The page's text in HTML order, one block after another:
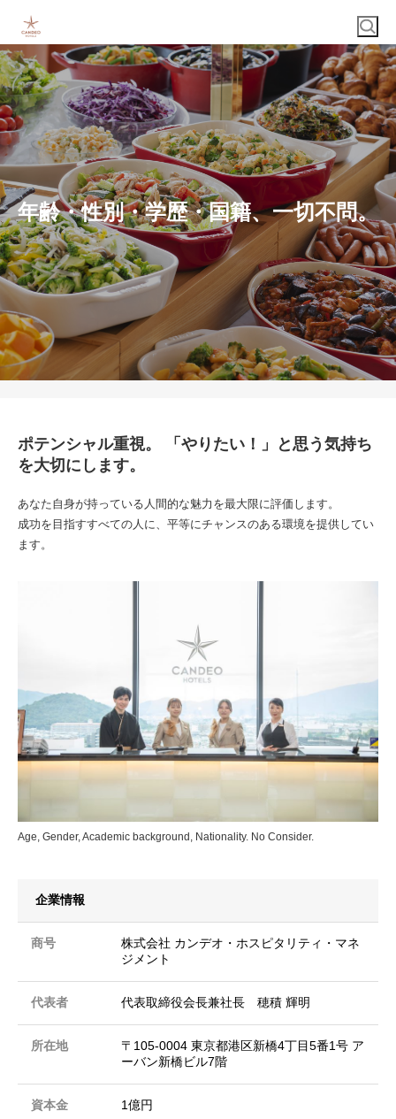
年齢・性別・学歴・国籍、一切不問。
ポテンシャル重視。 「やりたい！」と思う気持ち
を大切にします。
あなた自身が持っている人間的な魅力を最大限に評価します。
成功を目指すすべての人に、平等にチャンスのある環境を提供してい
ます。
Age, Gender, Academic background, Nationality. No Consider.
企業情報
商号
株式会社 カンデオ・ホスピタリティ・マネ
ジメント
代表者 代表取締役会長兼社長 穂積 輝明
所在地
〒105-0004 東京都港区新橋4丁目5番1号 ア
ーバン新橋ビル7階
資本金 1億円